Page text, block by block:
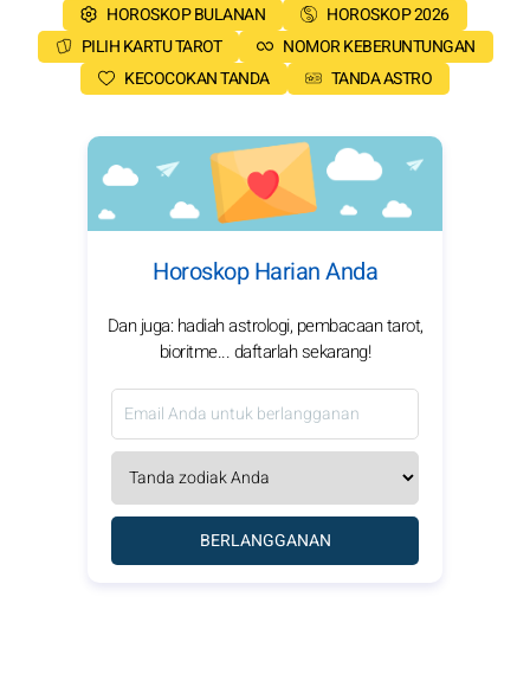
HOROSKOP BULANAN
HOROSKOP 2026
PILIH KARTU TAROT
NOMOR KEBERUNTUNGAN
KECOCOKAN TANDA
TANDA ASTRO
Horoskop Harian Anda
Dan juga: hadiah astrologi, pembacaan tarot,
bioritme... daftarlah sekarang!
BERLANGGANAN